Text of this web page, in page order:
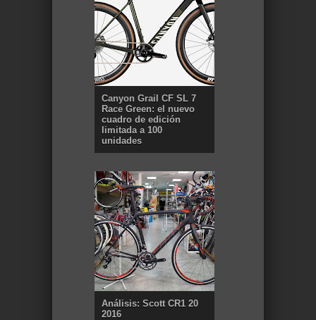
Canyon Grail CF SL 7
Race Green: el nuevo
cuadro de edición
limitada a 100
unidades
Análisis: Scott CR1 20
2016